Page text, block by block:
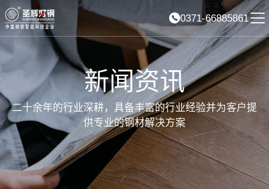
0371-66885861
新闻资讯
二十余年的行业深耕，具备丰富的行业经验并为客户提
供专业的钢材解决方案